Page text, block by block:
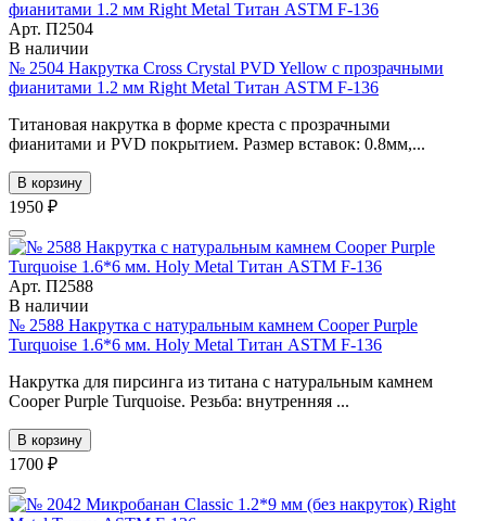
Арт. П2504
В наличии
№ 2504 Накрутка Cross Crystal PVD Yellow с прозрачными
фианитами 1.2 мм Right Metal Титан ASTM F-136
Титановая накрутка в форме креста с прозрачными
фианитами и PVD покрытием. Размер вставок: 0.8мм,...
В корзину
1950 ₽
Арт. П2588
В наличии
№ 2588 Накрутка с натуральным камнем Cooper Purple
Turquoise 1.6*6 мм. Holy Metal Титан ASTM F-136
Накрутка для пирсинга из титана с натуральным камнем
Cooper Purple Turquoise. Резьба: внутренняя ...
В корзину
1700 ₽